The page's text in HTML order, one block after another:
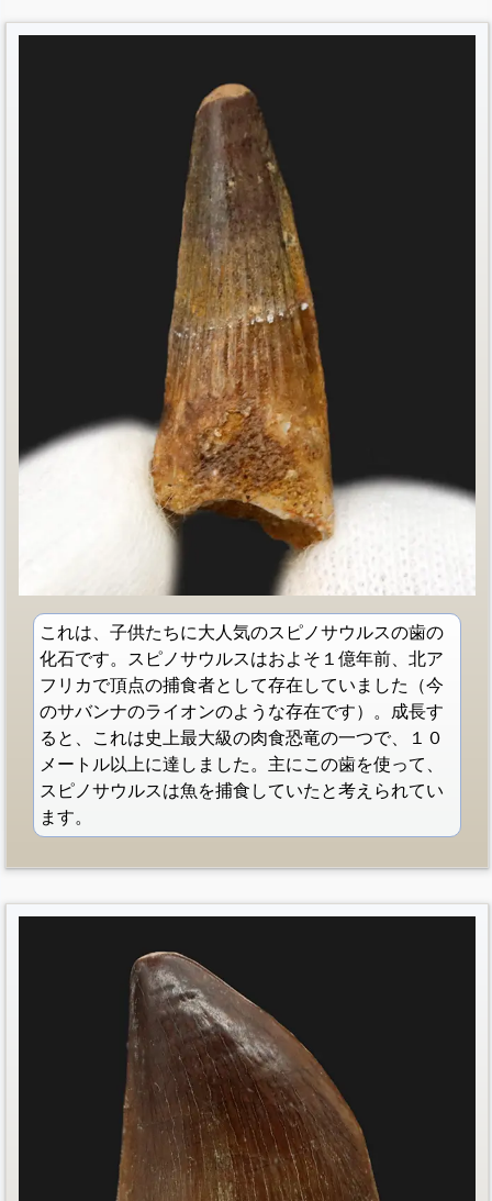
これは、子供たちに大人気のスピノサウルスの歯の
化石です。スピノサウルスはおよそ１億年前、北ア
フリカで頂点の捕食者として存在していました（今
のサバンナのライオンのような存在です）。成長す
ると、これは史上最大級の肉食恐竜の一つで、１０
メートル以上に達しました。主にこの歯を使って、
スピノサウルスは魚を捕食していたと考えられてい
ます。